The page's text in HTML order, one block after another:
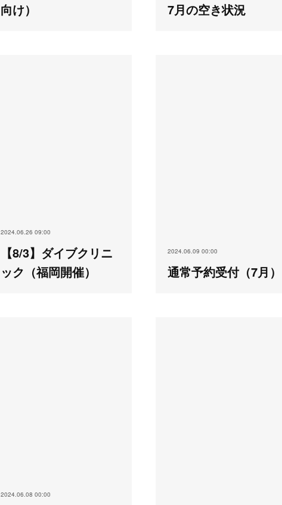
向け）
7月の空き状況
2024.06.26 09:00
【8/3】ダイブクリニ
ック（福岡開催）
2024.06.09 00:00
通常予約受付（7月）
2024.06.08 00:00